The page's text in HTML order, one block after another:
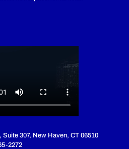
307, New Haven, CT 06510
2272